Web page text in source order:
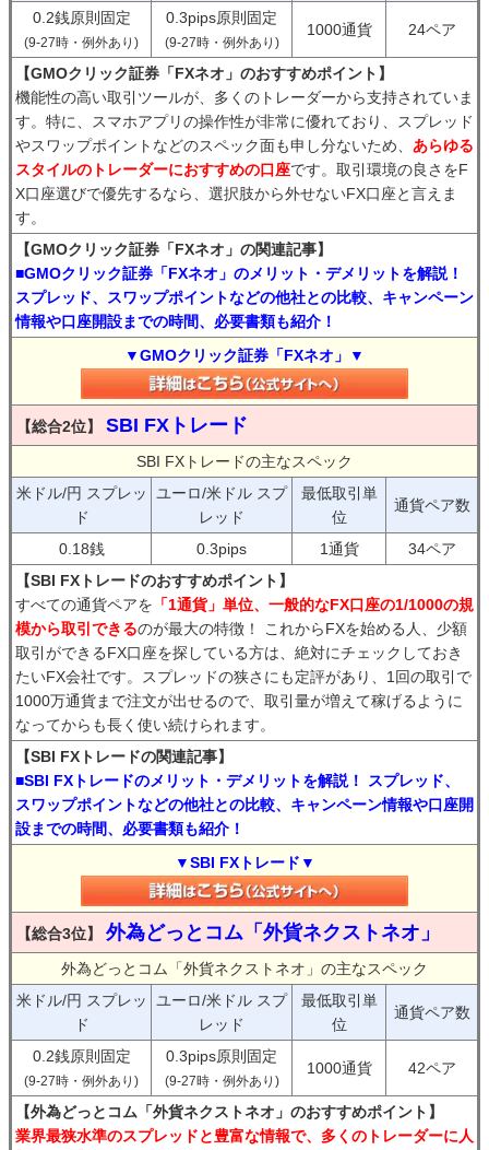
0.2銭原則固定
(9-27時・例外あり)
0.3pips原則固定
(9-27時・例外あり)
1000通貨 24ペア
【GMOクリック証券「FXネオ」のおすすめポイント】
機能性の高い取引ツールが、多くのトレーダーから支持されていま
す。特に、スマホアプリの操作性が非常に優れており、スプレッド
やスワップポイントなどのスペック面も申し分ないため、 あらゆる
スタイルのトレーダーにおすすめの口座です。取引環境の良さをF
X口座選びで優先するなら、選択肢から外せないFX口座と言えま
す。
【GMOクリック証券「FXネオ」の関連記事】
■GMOクリック証券「FXネオ」のメリット・デメリットを解説！
スプレッド、スワップポイントなどの他社との比較、キャンペーン
情報や口座開設までの時間、必要書類も紹介！
▼GMOクリック証券「FXネオ」▼
【総合2位】 SBI FXトレード
SBI FXトレードの主なスペック
米ドル/円 スプレッ
ド
ユーロ/米ドル スプ
レッド
最低取引単
位
通貨ペア数
0.18銭 0.3pips 1通貨
34ペア
【SBI FXトレードのおすすめポイント】
すべての通貨ペアを 「1通貨」単位、一般的なFX口座の1/1000の規
模から取引できるのが最大の特徴！ これからFXを始める人、少額
取引ができるFX口座を探している方は、絶対にチェックしておき
たいFX会社です。スプレッドの狭さにも定評があり、1回の取引で
1000万通貨まで注文が出せるので、取引量が増えて稼げるように
なってからも長く使い続けられます。
【SBI FXトレードの関連記事】
■SBI FXトレードのメリット・デメリットを解説！ スプレッド、
スワップポイントなどの他社との比較、キャンペーン情報や口座開
設までの時間、必要書類も紹介！
▼SBI FXトレード▼
【総合3位】 外為どっとコム「外貨ネクストネオ」
外為どっとコム「外貨ネクストネオ」の主なスペック
米ドル/円 スプレッ
ド
ユーロ/米ドル スプ
レッド
最低取引単
位
通貨ペア数
0.2銭原則固定
(9-27時・例外あり)
0.3pips原則固定
(9-27時・例外あり)
1000通貨 42ペア
【外為どっとコム「外貨ネクストネオ」のおすすめポイント】
業界最狭水準のスプレッドと豊富な情報で、多くのトレーダーに人